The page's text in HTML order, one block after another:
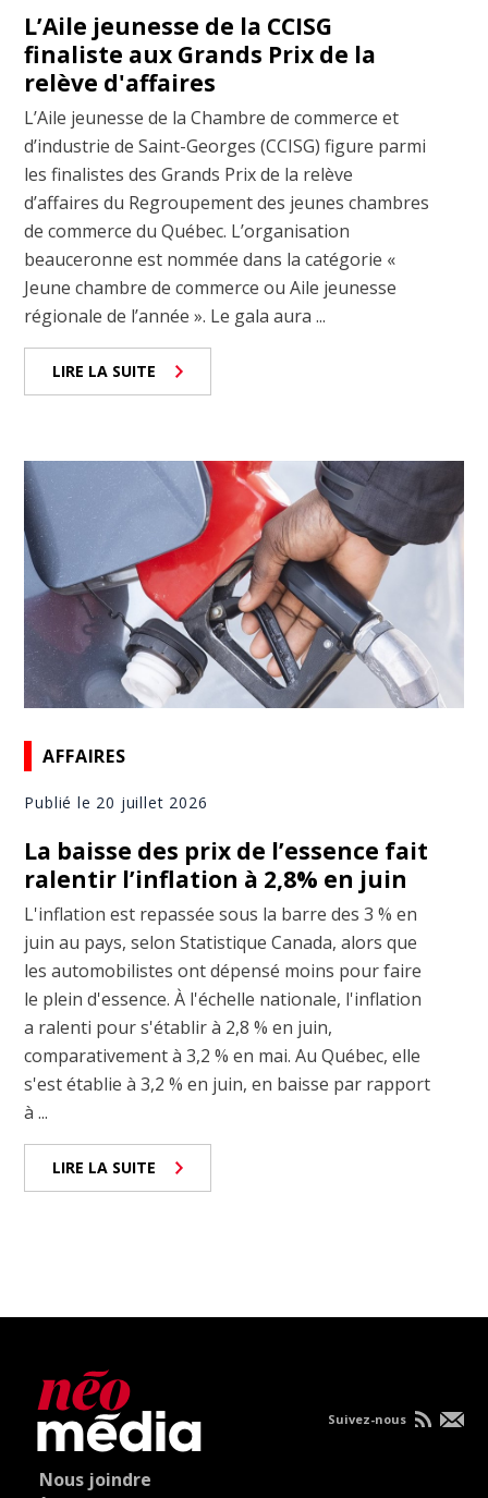
L’Aile jeunesse de la CCISG
finaliste aux Grands Prix de la
relève d'affaires
L’Aile jeunesse de la Chambre de commerce et
d’industrie de Saint-Georges (CCISG) figure parmi
les finalistes des Grands Prix de la relève
d’affaires du Regroupement des jeunes chambres
de commerce du Québec. L’organisation
beauceronne est nommée dans la catégorie «
Jeune chambre de commerce ou Aile jeunesse
régionale de l’année ». Le gala aura ...
LIRE LA SUITE
AFFAIRES
Publié le 20 juillet 2026
La baisse des prix de l’essence fait
ralentir l’inflation à 2,8% en juin
L'inflation est repassée sous la barre des 3 % en
juin au pays, selon Statistique Canada, alors que
les automobilistes ont dépensé moins pour faire
le plein d'essence. À l'échelle nationale, l'inflation
a ralenti pour s'établir à 2,8 % en juin,
comparativement à 3,2 % en mai. Au Québec, elle
s'est établie à 3,2 % en juin, en baisse par rapport
à ...
LIRE LA SUITE
Nous joindre
Suivez-nous